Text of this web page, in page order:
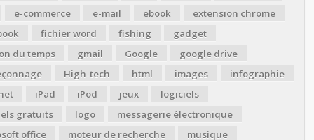
e-commerce
e-mail ebook
extension chrome
fichier word fishing
gadget
du temps
gmail Google
google drive
High-tech html images
infographie
iPad iPod jeux
logiciels
gratuits
logo
messagerie électronique
office
moteur de recherche
musique